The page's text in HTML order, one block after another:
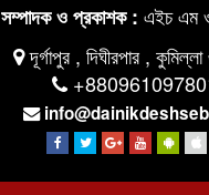
সম্পাদক ও প্রকাশক : এইচ এম
দূর্গাপুর , দিঘীরপার ,